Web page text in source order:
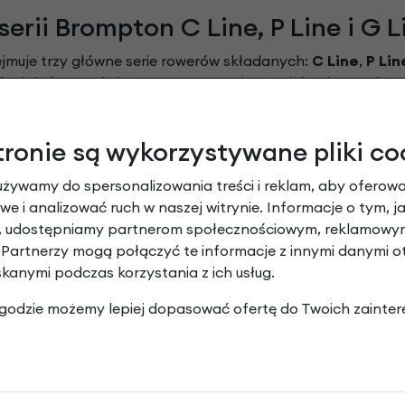
Brompton C Line, P Line i G
trzy główne serie rowerów składanych: C Line, P
się konstrukcją, zastosowanymi materiałami oraz
opatentowany system składania Brompton,
oferty marki i jest wybierana najczęściej przez
o średnicy 16 cali. W zależności od konfiguracji
trwałość, kompaktowe wymiary po złożeniu oraz
z myślą o użytkownikach oczekujących
widelec, co pozwoliło ograniczyć wagę przy
napędem 4- lub 12-biegowym i będzie dobrym wyborem
są wykorzystywane pliki
do spersonalizowania treści i reklam, aby
i analizować ruch w naszej witrynie. Informacje o tym,
udostępniamy partnerom społecznościowym,
mogą połączyć te informacje z innymi danymi
podczas korzystania z ich usług.
możemy lepiej dopasować ofertę do Twoich